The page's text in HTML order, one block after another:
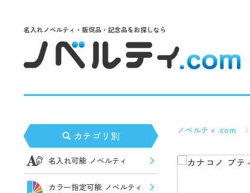
名入れノベルティ・販促品・記念品をお探しなら
カテゴリ別
名入れ可能 ノベルティ
カラー指定可能 ノベルティ
ノベルティ.com